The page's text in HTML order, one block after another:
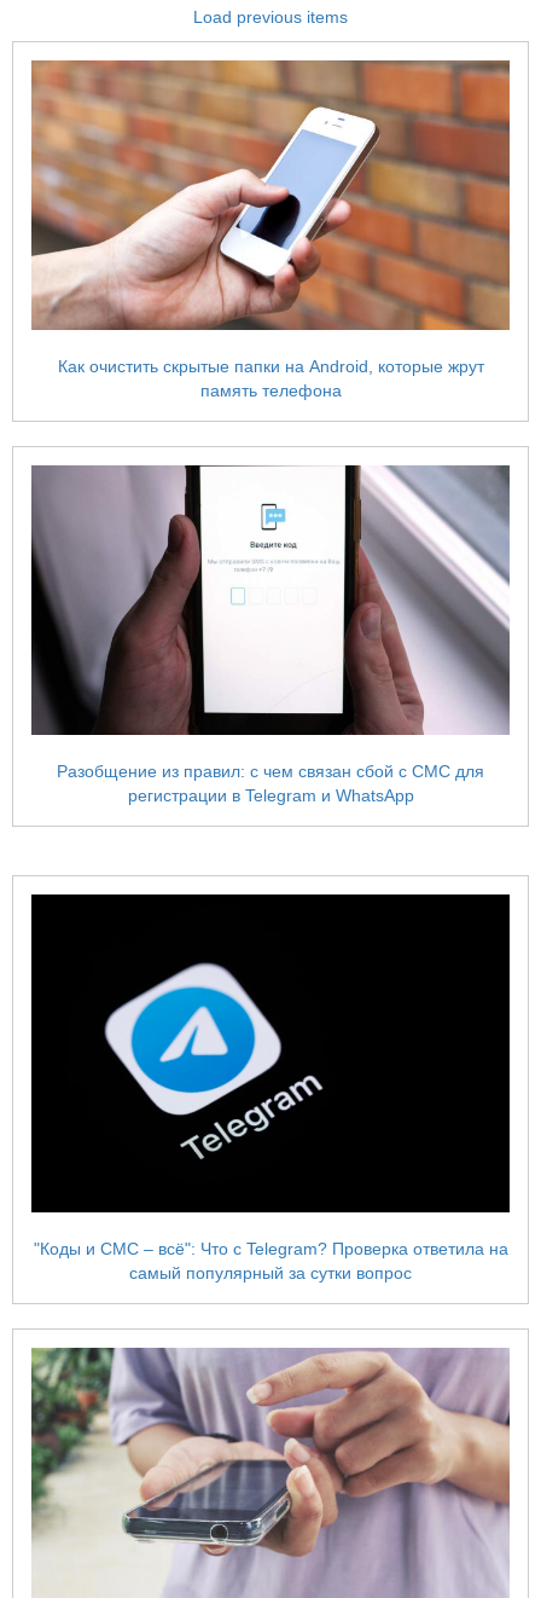
Load previous items
Как очистить скрытые папки на Android, которые жрут
память телефона
Разобщение из правил: с чем связан сбой с СМС для
регистрации в Telegram и WhatsApp
"Коды и СМС – всё": Что с Telegram? Проверка ответила на
самый популярный за сутки вопрос